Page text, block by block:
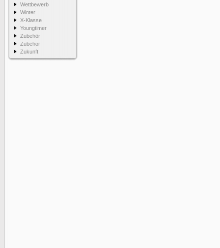
Wettbewerb
Winter
X-Klasse
Youngtimer
Zubehör
Zubehör
Zukunft